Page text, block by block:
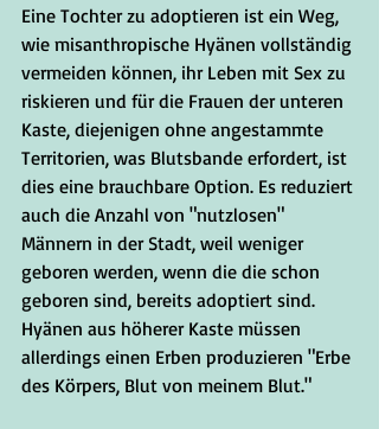
Eine Tochter zu adoptieren ist ein Weg,
wie misanthropische Hyänen vollständig
vermeiden können, ihr Leben mit Sex zu
riskieren und für die Frauen der unteren
Kaste, diejenigen ohne angestammte
Territorien, was Blutsbande erfordert, ist
dies eine brauchbare Option. Es reduziert
auch die Anzahl von "nutzlosen"
Männern in der Stadt, weil weniger
geboren werden, wenn die die schon
geboren sind, bereits adoptiert sind.
Hyänen aus höherer Kaste müssen
allerdings einen Erben produzieren "Erbe
des Körpers, Blut von meinem Blut."